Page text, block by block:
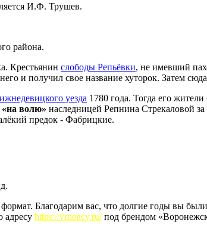
И.Ф. Трушев.
района.
Крестьянин слободы Репьёвки, не имевший
и получил свое название хуторок. Затем
уезда 1780 года. Тогда его
«на волю» наследницей Репнина Стрекаловой
предок - Фабрицкие.
Благодарим вас, что долгие годы вы
адресу https://vrnency.ru/под брендом